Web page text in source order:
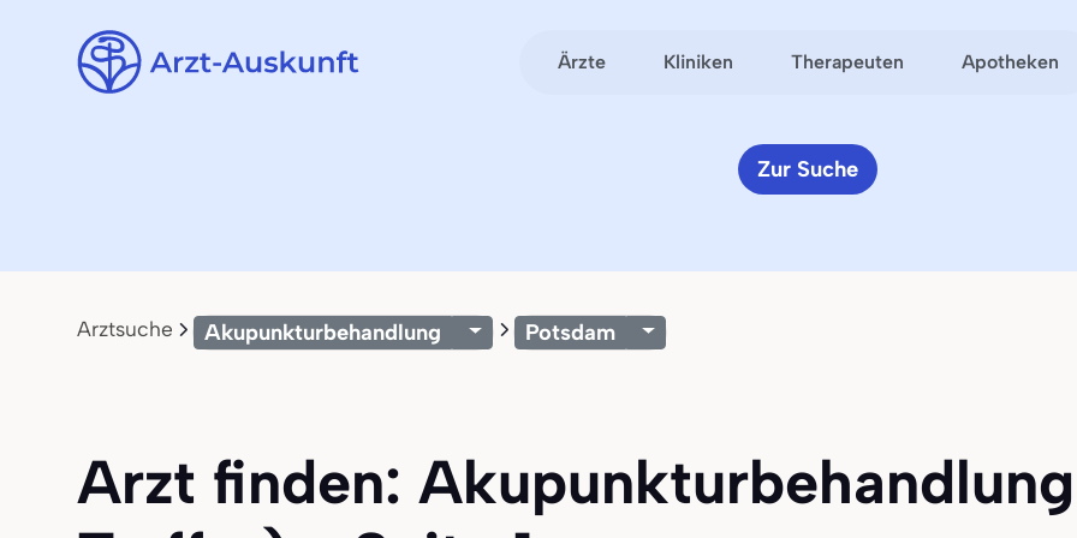
Ärzte Kliniken Therapeuten Apotheken
Zur Suche
Arztsuche Akupunkturbehandlung Potsdam
Arzt finden: